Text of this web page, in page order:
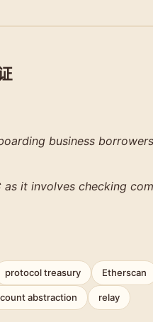
business
as it involves checking
protocol treasury Etherscan
abstraction relay